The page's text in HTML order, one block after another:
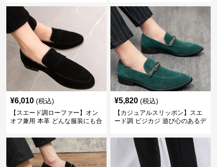
¥6,010 (税込)
【スエード調ローファー】オン
オフ兼用 本革 どんな服装にも合
供
¥5,820 (税込)
【カジュアルスリッポン】スエ
ード調 ビジカジ 遊び心のあるデ
表現